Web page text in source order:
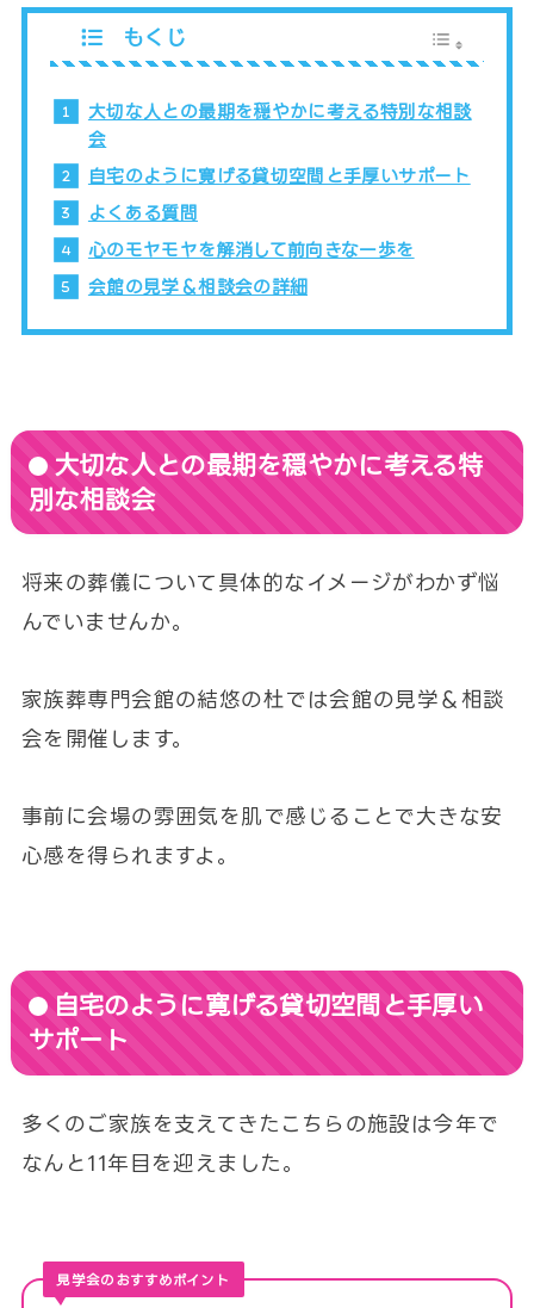
もくじ
大切な人との最期を穏やかに考える特別な相談
会
自宅のように寛げる貸切空間と手厚いサポート
よくある質問
心のモヤモヤを解消して前向きな一歩を
会館の見学＆相談会の詳細
大切な人との最期を穏やかに考える特
別な相談会
将来の葬儀について具体的なイメージがわかず悩
んでいませんか。
家族葬専門会館の結悠の杜では会館の見学＆相談
会を開催します。
事前に会場の雰囲気を肌で感じることで大きな安
心感を得られますよ。
自宅のように寛げる貸切空間と手厚い
サポート
多くのご家族を支えてきたこちらの施設は今年で
なんと11年目を迎えました。
見学会のおすすめポイント